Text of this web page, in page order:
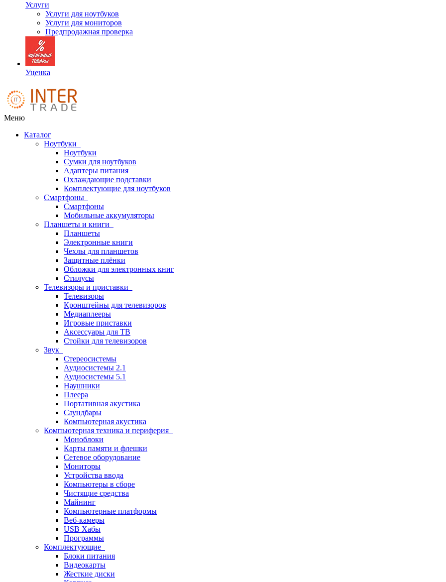
Услуги
Услуги для ноутбуков
Услуги для мониторов
Предпродажная проверка
Уценка
Меню
Каталог
Ноутбуки
Ноутбуки
Сумки для ноутбуков
Адаптеры питания
Охлаждающие подставки
Комплектующие для ноутбуков
Смартфоны
Смартфоны
Мобильные аккумуляторы
Планшеты и книги
Планшеты
Электронные книги
Чехлы для планшетов
Защитные плёнки
Обложки для электронных книг
Стилусы
Телевизоры и приставки
Телевизоры
Кронштейны для телевизоров
Медиаплееры
Игровые приставки
Аксессуары для ТВ
Стойки для телевизоров
Звук
Стереосистемы
Аудиосистемы 2.1
Аудиосистемы 5.1
Наушники
Плеера
Портативная акустика
Саундбары
Компьютерная акустика
Компьютерная техника и периферия
Моноблоки
Карты памяти и флешки
Сетевое оборудование
Мониторы
Устройства ввода
Компьютеры в сборе
Чистящие средства
Майнинг
Компьютерные платформы
Веб-камеры
USB Хабы
Программы
Комплектующие
Блоки питания
Видеокарты
Жесткие диски